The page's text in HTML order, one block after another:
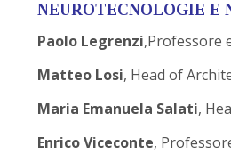
NEUROTECNOLOGIE E
Paolo Legrenzi,Professore
Matteo Losi, Head of
Maria Emanuela Salati,
Enrico Viceconte,